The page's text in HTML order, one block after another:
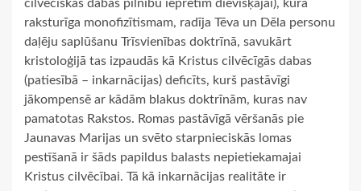
cilvēciskās dabas pilnību iepretīm dievišķajai), kura
raksturīga monofizītismam, radīja Tēva un Dēla personu
daļēju saplūšanu Trīsvienības doktrīnā, savukārt
kristoloģijā tas izpaudās kā Kristus cilvēcīgās dabas
(patiesībā – inkarnācijas) deficīts, kurš pastāvīgi
jākompensē ar kādām blakus doktrīnām, kuras nav
pamatotas Rakstos. Romas pastāvīgā vēršanās pie
Jaunavas Marijas un svēto starpnieciskās lomas
pestīšanā ir šāds papildus balasts nepietiekamajai
Kristus cilvēcībai. Tā kā inkarnācijas realitāte ir